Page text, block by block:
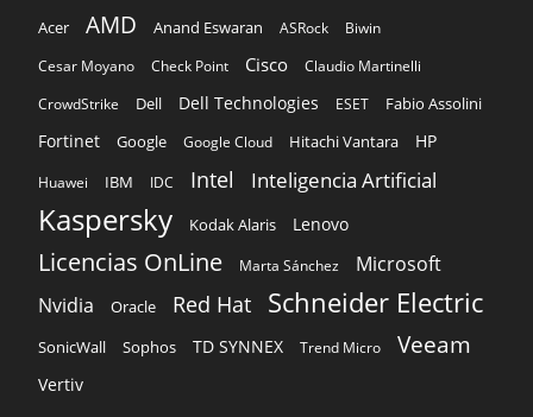
Acer AMD Anand Eswaran ASRock
Biwin
Cesar Moyano
Check Point Cisco
Claudio Martinelli
CrowdStrike
Dell Dell Technologies ESET Fabio Assolini
Fortinet Google Google Cloud Hitachi Vantara HP
Huawei IBM IDC Intel Inteligencia Artificial
Kaspersky Kodak Alaris Lenovo
Licencias OnLine Marta Sánchez
Microsoft
Nvidia
Oracle Red Hat Schneider Electric
SonicWall Sophos TD SYNNEX Trend Micro Veeam
Vertiv